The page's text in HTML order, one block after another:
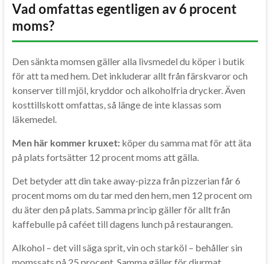
Vad omfattas egentligen av 6 procent
moms?
Den sänkta momsen gäller alla livsmedel du köper i butik
för att ta med hem. Det inkluderar allt från färskvaror och
konserver till mjöl, kryddor och alkoholfria drycker. Även
kosttillskott omfattas, så länge de inte klassas som
läkemedel.
Men här kommer kruxet:köper du samma mat för att äta
på plats fortsätter 12 procent moms att gälla.
Det betyder att din take away-pizza från pizzerian får 6
procent moms om du tar med den hem, men 12 procent om
du äter den på plats. Samma princip gäller för allt från
kaffebulle på caféet till dagens lunch på restaurangen.
Alkohol – det vill säga sprit, vin och starköl – behåller sin